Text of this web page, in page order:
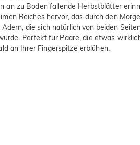
zu Boden fallende Herbstblätter
Reiches hervor, das durch den
die sich natürlich von beiden
Perfekt für Paare, die etwas
an Ihrer Fingerspitze erblühen.